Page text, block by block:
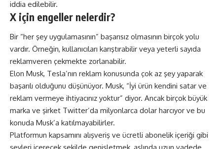
iddia edilebilir.
X için engeller nelerdir?
Bir “her şey uygulamasının” başarısız olmasının birçok yolu
vardır. Örneğin, kullanıcıları karıştırabilir veya yeterli sayıda
reklamveren çekmekte zorlanabilir.
Elon Musk, Tesla’nın reklam konusunda çok az şey yaparak
başarılı olduğunu düşünüyor. Musk, “İyi ürün kendini satar ve
reklam vermeye ihtiyacınız yoktur” diyor. Ancak birçok büyük
marka ve şirket Twitter’da milyonlarca dolar harcıyor ve bu
konuda Musk’a katılmayabilirler.
Platformun kapsamını alışveriş ve ücretli abonelik içeriği gibi